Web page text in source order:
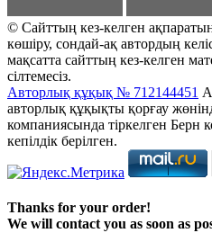
© Сайттың кез-келген
көшіру, сондай-ақ автордың
мақсатта сайттың кез-келген
сілтемесіз.
Авторлық құқық № 712144451
авторлық құқықты қорғау
компаниясында тіркелген Берн
кепілдік берілген.
Thanks for your order!
We will contact you as soon as